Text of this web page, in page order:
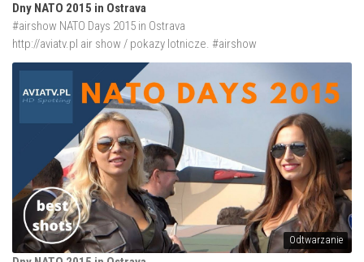
Dny NATO 2015 in Ostrava
#airshow NATO Days 2015 in Ostrava
http://aviatv.pl air show / pokazy lotnicze. #airshow
Odtwarzanie